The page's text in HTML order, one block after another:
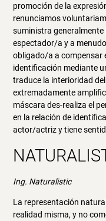
promoción de la
renunciamos
suministra generalmente
espectador/a y a
obligado/a a compensar
identificación mediante
traduce la interioridad
extremadamente
máscara des-realiza el
en la relación de
actor/actriz y tiene
Ing. Naturalistic
La representación
realidad misma, y no